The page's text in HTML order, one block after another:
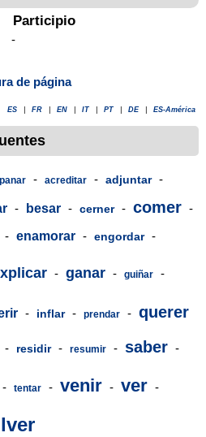
Participio
-
de página
ES FR EN IT PT DE ES-América
- acreditar - adjuntar -
- besar - cerner - comer -
- enamorar - engordar -
- ganar - guiñar -
- inflar - prendar - querer
- residir - resumir - saber -
- tentar - venir - ver -